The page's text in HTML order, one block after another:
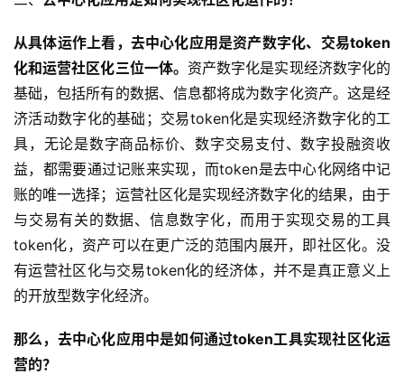
从具体运作上看，去中心化应用是资产数字化、交易token
化和运营社区化三位一体。 资产数字化是实现经济数字化的
基础，包括所有的数据、信息都将成为数字化资产。这是经
济活动数字化的基础；交易token化是实现经济数字化的工
具，无论是数字商品标价、数字交易支付、数字投融资收
益，都需要通过记账来实现，而token是去中心化网络中记
账的唯一选择；运营社区化是实现经济数字化的结果，由于
与交易有关的数据、信息数字化，而用于实现交易的工具
token化，资产可以在更广泛的范围内展开，即社区化。没
有运营社区化与交易token化的经济体，并不是真正意义上
的开放型数字化经济。
那么，去中心化应用中是如何通过token工具实现社区化运
营的？